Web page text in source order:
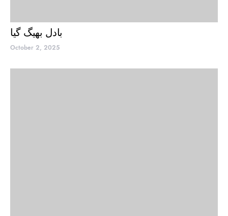
بادل بھیگ گیا
October 2, 2025